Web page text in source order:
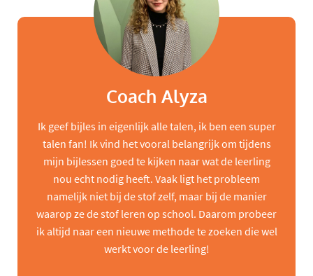
Coach Alyza
Ik geef bijles in eigenlijk alle talen, ik ben een super
talen fan! Ik vind het vooral belangrijk om tijdens
mijn bijlessen goed te kijken naar wat de leerling
nou echt nodig heeft. Vaak ligt het probleem
namelijk niet bij de stof zelf, maar bij de manier
waarop ze de stof leren op school. Daarom probeer
ik altijd naar een nieuwe methode te zoeken die wel
werkt voor de leerling!